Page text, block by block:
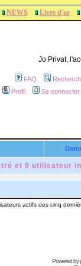
NEWS Livre d'or
Jo Privat,
FAQ
Profil
Se
et 0 utilisateur
actifs des cinq
Powered by